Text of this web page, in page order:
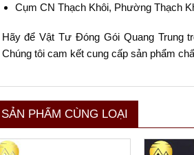
Cụm CN Thạch Khôi, Phường Thạch
Hãy để Vật Tư Đóng Gói Quang Trung
Chúng tôi cam kết cung cấp sản phẩm
SẢN PHẨM CÙNG LOẠI